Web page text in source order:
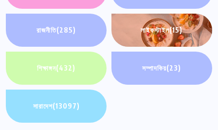
রাজনীতি(285) লাইফস্টাইল(15)
শিক্ষাঙ্গন(432) সম্পাদকিয়(23)
সারাদেশ(13097)